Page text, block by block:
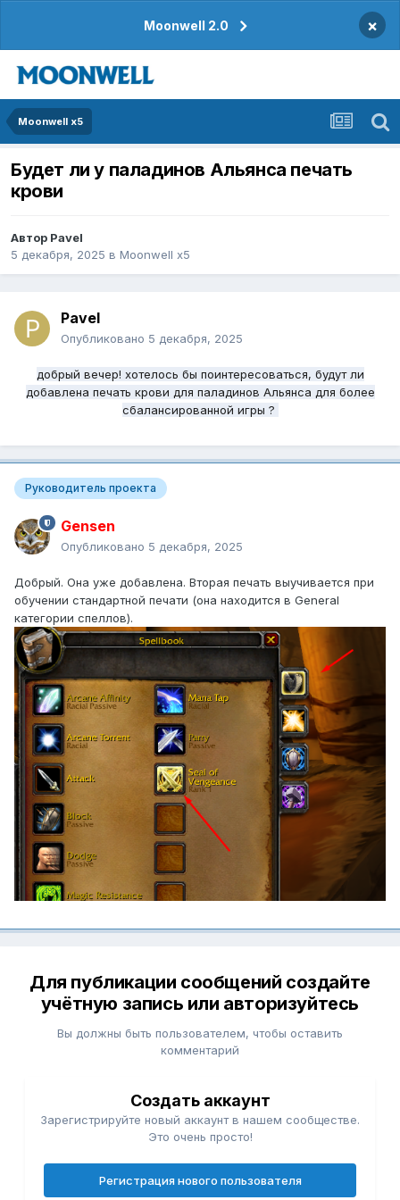
Moonwell 2.0 ×
Moonwell x5
Будет ли у паладинов Альянса печать
крови
Автор Pavel
5 декабря, 2025 в Moonwell x5
Pavel
Опубликовано 5 декабря, 2025
добрый вечер! хотелось бы поинтересоваться, будут ли
добавлена печать крови для паладинов Альянса для более
сбалансированной игры ?
Руководитель проекта
Gensen
Опубликовано 5 декабря, 2025
Добрый. Она уже добавлена. Вторая печать выучивается при
обучении стандартной печати (она находится в General
категории спеллов).
Для публикации сообщений создайте
учётную запись или авторизуйтесь
Вы должны быть пользователем, чтобы оставить
комментарий
Создать аккаунт
Зарегистрируйте новый аккаунт в нашем сообществе.
Это очень просто!
Регистрация нового пользователя